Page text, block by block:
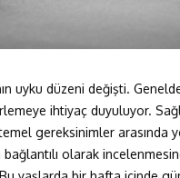
uyku düzeni değişti.
ihtiyaç duyuluyor.
gereksinimler arasında
olarak